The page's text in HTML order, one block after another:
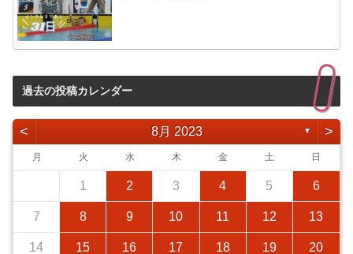
過去の投稿カレンダー
< 8月 2023 ▼ >
月 火 水 木 金 土 日
1 2 3 4 5 6
7 8 9 10 11 12 13
14 15 16 17 18 19 20